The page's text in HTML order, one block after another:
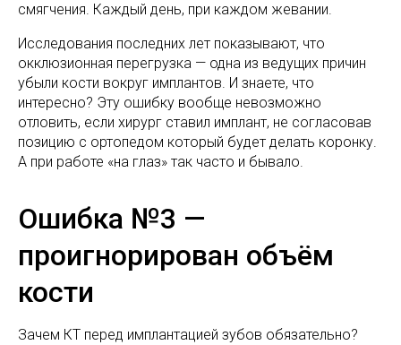
смягчения. Каждый день, при каждом жевании.
Исследования последних лет показывают, что
окклюзионная перегрузка — одна из ведущих причин
убыли кости вокруг имплантов. И знаете, что
интересно? Эту ошибку вообще невозможно
отловить, если хирург ставил имплант, не согласовав
позицию с ортопедом который будет делать коронку.
А при работе «на глаз» так часто и бывало.
Ошибка №3 —
проигнорирован объём
кости
Зачем КТ перед имплантацией зубов обязательно?